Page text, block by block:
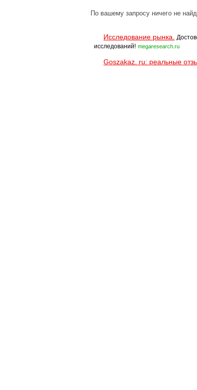
По вашему запросу ничего не
Исследование рынка.
исследований! megaresearch.ru
Goszakaz. ru: реальные